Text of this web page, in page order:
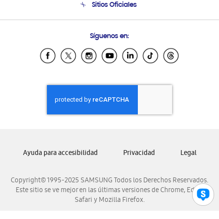
Condiciones de Compra
Soporte vía eMail
Sitios Oficiales
Samsung Ecuador
Samsung El Salvador
Samsung Honduras
Samsung Nicaragua
Samsung Panamá
Samsung Venezuela
Síguenos en:
Copyright© 1995-2025 SAMSUNG Todos los Derechos Reservados.
Este sitio se ve mejor en las últimas versiones de Chrome, Edge,
Safari y Mozilla Firefox.
Ayuda para accesibilidad Privacidad Legal